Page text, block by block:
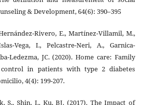
& Development, 64(6): 390–395
Rivero, E., Martínez-Villamil, M.,
Vega, I., Pelcastre-Neri, A., Garnica-
Ledezma, JC. (2020). Home care: Family
in patients with type 2 diabetes
4(4): 199-207.
S., Shin, I., Ku, BJ. (2017). The Impact of